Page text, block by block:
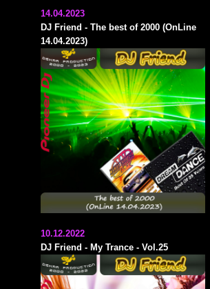
14.04.2023
DJ Friend - The best of 2000 (OnLine
14.04.2023)
10.12.2022
DJ Friend - My Trance - Vol.25